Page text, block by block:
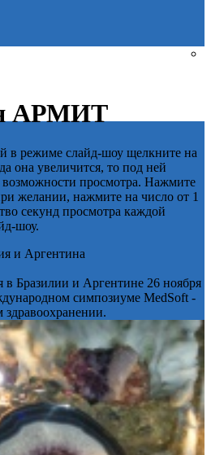
АРМИТ
в режиме слайд-шоу щелкните на
она увеличится, то под ней
возможности просмотра. Нажмите
желании, нажмите на число от 1
секунд просмотра каждой
шоу.
и Аргентина
в Бразилии и Аргентине 26 ноября
симпозиуме MedSoft -